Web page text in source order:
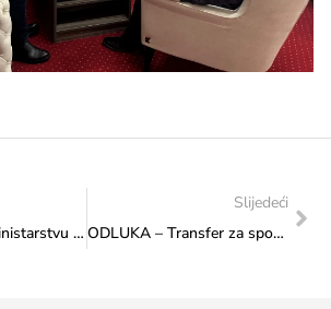
U Federalnom ministarstvu kulture i sporta organizovan Program obilježavanja upisa sevdalinke na UNESCO Reprezentativnu listu nematerijalne kulturne baštine čovječanstva
Slijedeći
ODLUKA – Transfer za sport od značaja za Federaciju, Nagrađivanje sportista iz Federacije Bosne i Hercegovine za ostvarene sportske rezultate na međunarodnim takmičenjima u neoplimpijskim sportovima